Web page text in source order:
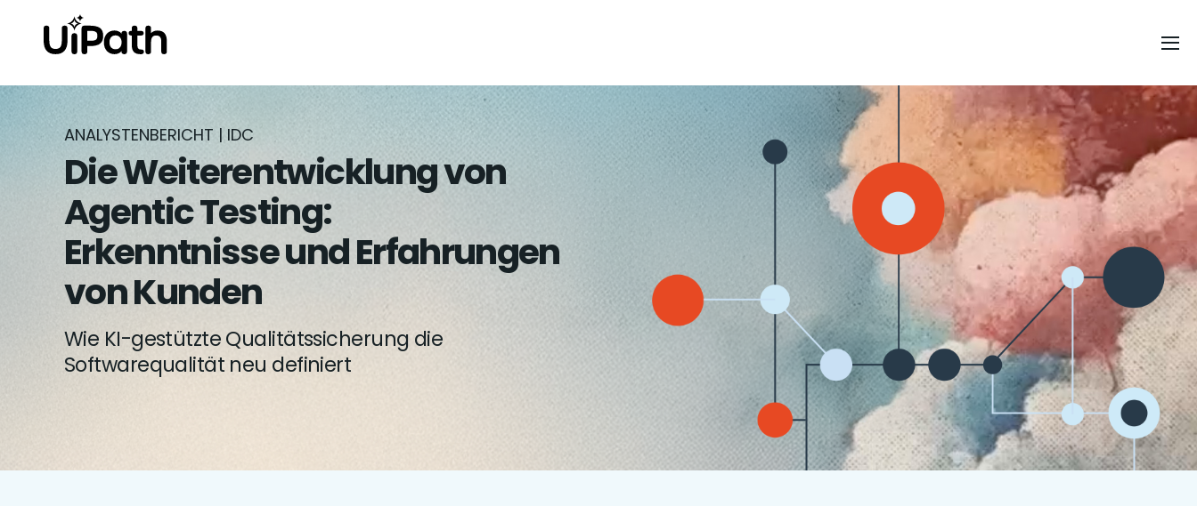
ANALYSTENBERICHT | IDC
Die Weiterentwicklung von
Agentic Testing:
Erkenntnisse und Erfahrungen
von Kunden
Wie KI-gestützte Qualitätssicherung die
Softwarequalität neu definiert